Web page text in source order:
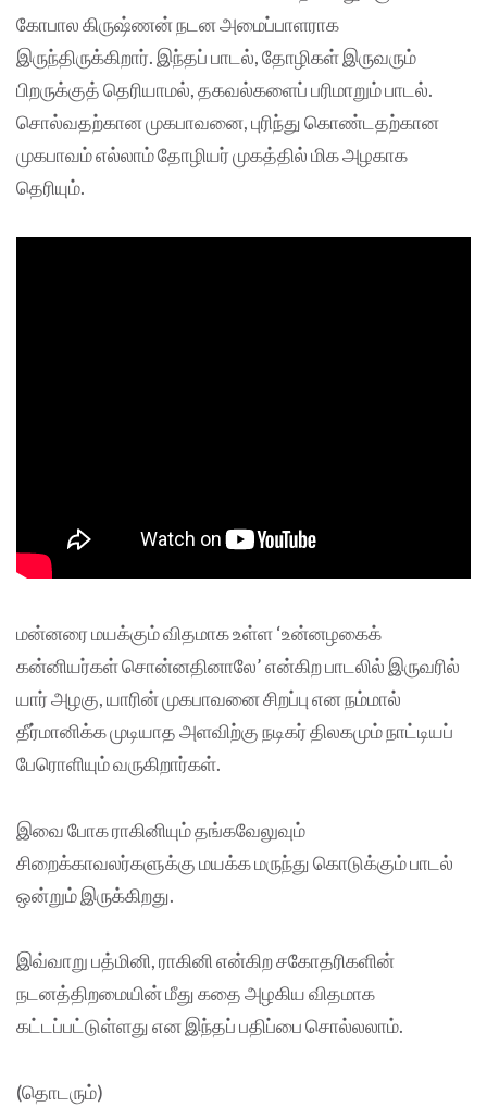
கோபால கிருஷ்ணன் நடன அமைப்பாளராக
இருந்திருக்கிறார். இந்தப் பாடல், தோழிகள் இருவரும்
பிறருக்குத் தெரியாமல், தகவல்களைப் பரிமாறும் பாடல்.
சொல்வதற்கான முகபாவனை, புரிந்து கொண்டதற்கான
முகபாவம் எல்லாம் தோழியர் முகத்தில் மிக அழகாக
தெரியும்.
மன்னரை மயக்கும் விதமாக உள்ள ‘உன்னழகைக்
கன்னியர்கள் சொன்னதினாலே’ என்கிற பாடலில் இருவரில்
யார் அழகு, யாரின் முகபாவனை சிறப்பு என நம்மால்
தீர்மானிக்க முடியாத அளவிற்கு நடிகர் திலகமும் நாட்டியப்
பேரொளியும் வருகிறார்கள்.
இவை போக ராகினியும் தங்கவேலுவும்
சிறைக்காவலர்களுக்கு மயக்க மருந்து கொடுக்கும் பாடல்
ஒன்றும் இருக்கிறது.
இவ்வாறு பத்மினி, ராகினி என்கிற சகோதரிகளின்
நடனத்திறமையின் மீது கதை அழகிய விதமாக
கட்டப்பட்டுள்ளது என இந்தப் பதிப்பை சொல்லலாம்.
(தொடரும்)